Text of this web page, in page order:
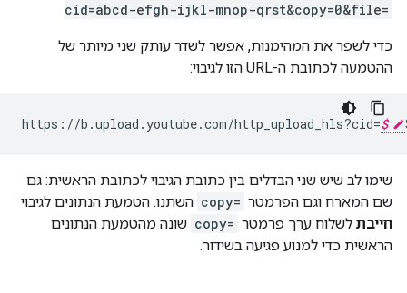
cid=abcd-efgh-ijkl-mnop-qrst&copy=0&file=
כדי לשפר את המהימנות, אפשר לשדר עותק שני מיותר של
ההטמעה לכתובת ה-URL הזו לגיבוי:
https : //b .upload .youtube.com/http_upload_hls?cid=$
שימו לב שיש שני הבדלים בין כתובת הגיבוי לכתובת הראשית: גם
שם המארח וגם הפרמטר copy= השתנו. הטמעת הנתונים לגיבוי
חייבת לשלוח ערך פרמטר copy= שונה מהטמעת הנתונים
הראשית כדי למנוע פגיעה בשידור.